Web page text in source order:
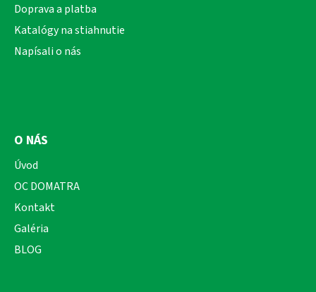
Doprava a platba
Katalógy na stiahnutie
Napísali o nás
O NÁS
Úvod
OC DOMATRA
Kontakt
Galéria
BLOG